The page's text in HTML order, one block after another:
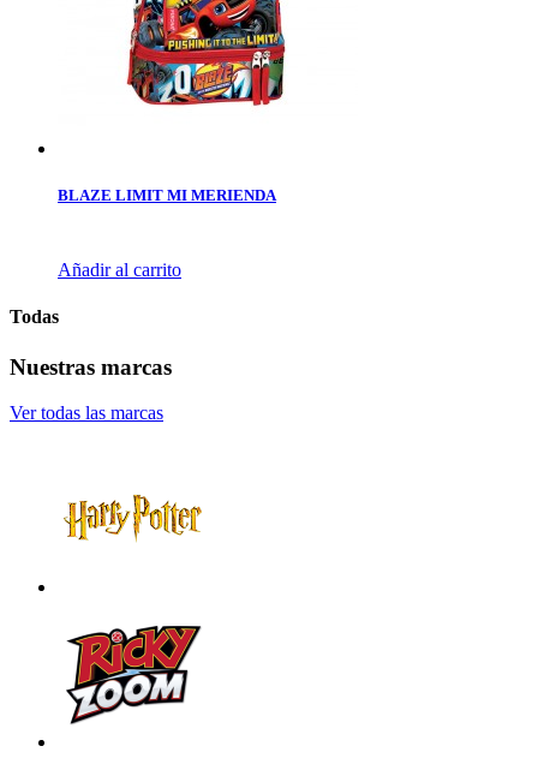
BLAZE LIMIT MI MERIENDA
Añadir al carrito
Todas
Nuestras marcas
Ver todas las marcas